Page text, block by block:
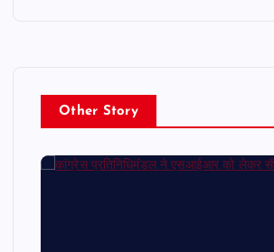
Other Story